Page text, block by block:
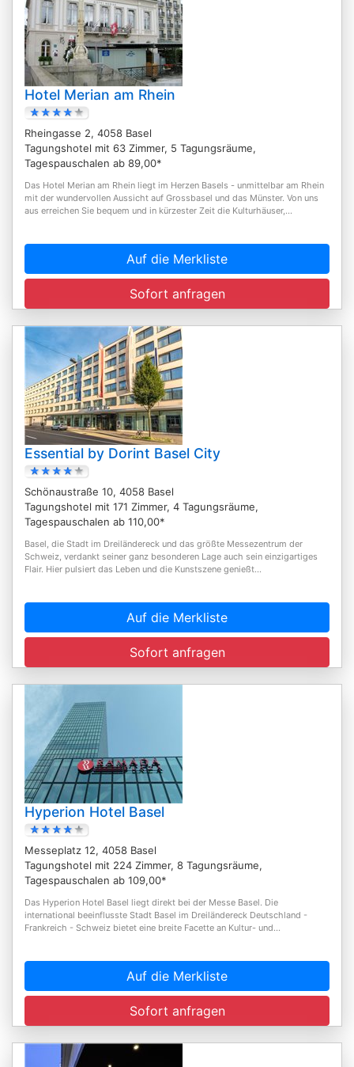
Hotel Merian am Rhein
Rheingasse 2, 4058 Basel
Tagungshotel mit 63 Zimmer, 5 Tagungsräume,
Tagespauschalen ab 89,00*
Das Hotel Merian am Rhein liegt im Herzen Basels - unmittelbar am Rhein
mit der wundervollen Aussicht auf Grossbasel und das Münster. Von uns
aus erreichen Sie bequem und in kürzester Zeit die Kulturhäuser,...
Auf die Merkliste
Sofort anfragen
Essential by Dorint Basel City
Schönaustraße 10, 4058 Basel
Tagungshotel mit 171 Zimmer, 4 Tagungsräume,
Tagespauschalen ab 110,00*
Basel, die Stadt im Dreiländereck und das größte Messezentrum der
Schweiz, verdankt seiner ganz besonderen Lage auch sein einzigartiges
Flair. Hier pulsiert das Leben und die Kunstszene genießt...
Auf die Merkliste
Sofort anfragen
Hyperion Hotel Basel
Messeplatz 12, 4058 Basel
Tagungshotel mit 224 Zimmer, 8 Tagungsräume,
Tagespauschalen ab 109,00*
Das Hyperion Hotel Basel liegt direkt bei der Messe Basel. Die
international beeinflusste Stadt Basel im Dreiländereck Deutschland -
Frankreich - Schweiz bietet eine breite Facette an Kultur- und...
Auf die Merkliste
Sofort anfragen